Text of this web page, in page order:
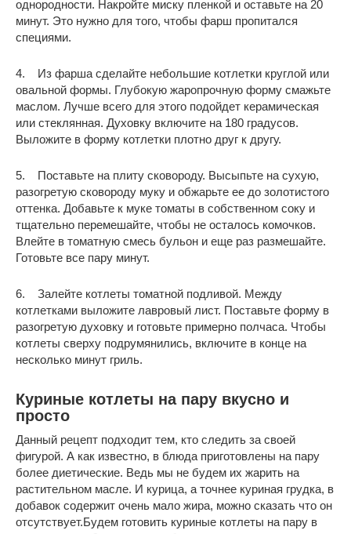
однородности. Накройте миску пленкой и оставьте на 20
минут. Это нужно для того, чтобы фарш пропитался
специями.
4. Из фарша сделайте небольшие котлетки круглой или
овальной формы. Глубокую жаропрочную форму смажьте
маслом. Лучше всего для этого подойдет керамическая
или стеклянная. Духовку включите на 180 градусов.
Выложите в форму котлетки плотно друг к другу.
5. Поставьте на плиту сковороду. Высыпьте на сухую,
разогретую сковороду муку и обжарьте ее до золотистого
оттенка. Добавьте к муке томаты в собственном соку и
тщательно перемешайте, чтобы не осталось комочков.
Влейте в томатную смесь бульон и еще раз размешайте.
Готовьте все пару минут.
6. Залейте котлеты томатной подливой. Между
котлетками выложите лавровый лист. Поставьте форму в
разогретую духовку и готовьте примерно полчаса. Чтобы
котлеты сверху подрумянились, включите в конце на
несколько минут гриль.
Куриные котлеты на пару вкусно и
просто
Данный рецепт подходит тем, кто следить за своей
фигурой. А как известно, в блюда приготовлены на пару
более диетические. Ведь мы не будем их жарить на
растительном масле. И курица, а точнее куриная грудка, в
добавок содержит очень мало жира, можно сказать что он
отсутствует.Будем готовить куриные котлеты на пару в